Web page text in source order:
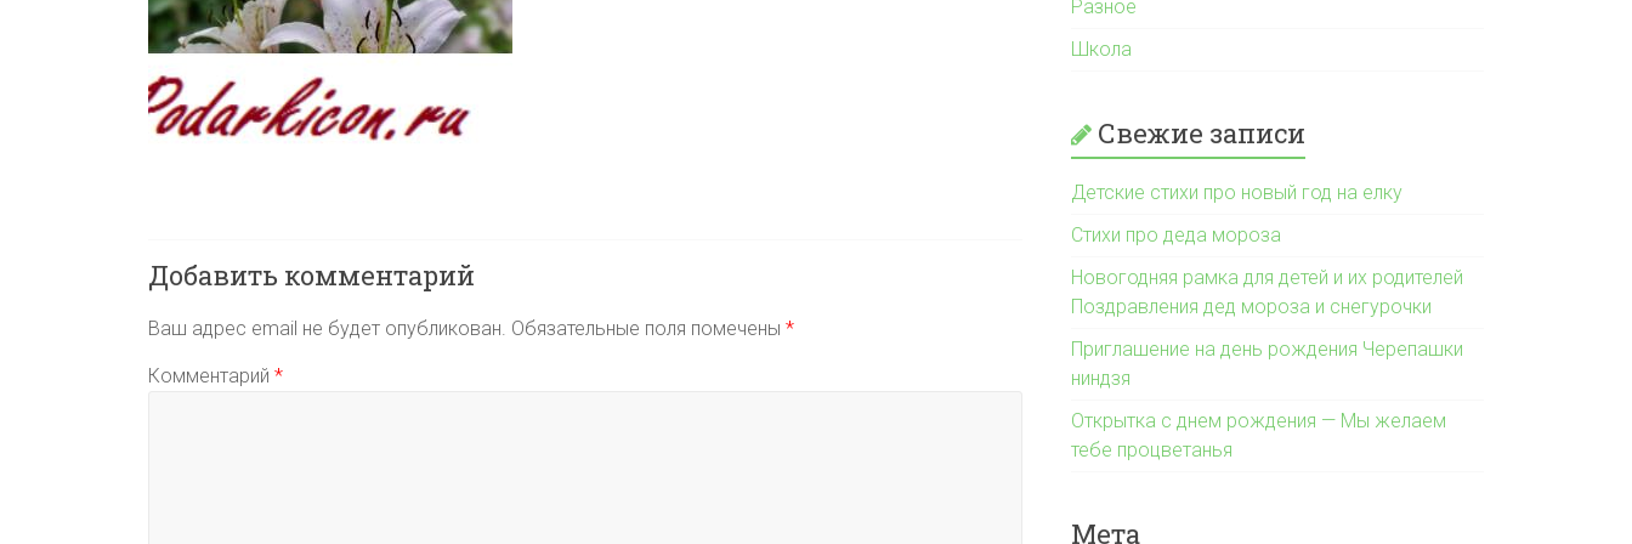
Добавить комментарий
Ваш адрес email не будет опубликован. Обязательные поля помечены *
Комментарий *
Разное
Школа
Свежие записи
Детские стихи про новый год на елку
Стихи про деда мороза
Новогодняя рамка для детей и их родителей
Поздравления дед мороза и снегурочки
Приглашение на день рождения Черепашки
ниндзя
Открытка с днем рождения — Мы желаем
тебе процветанья
Мета